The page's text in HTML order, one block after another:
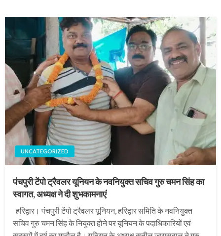
UNCATEGORIZED
पंचपुरी टेंपो ट्रैवलर यूनियन के नवनियुक्त सचिव गुरु चमन सिंह का
स्वागत, अध्यक्ष ने दी शुभकामनाएं
हरिद्वार। पंचपुरी टेंपो ट्रैवलर यूनियन, हरिद्वार समिति के नवनियुक्त
सचिव गुरु चमन सिंह के नियुक्त होने पर यूनियन के पदाधिकारियों एवं